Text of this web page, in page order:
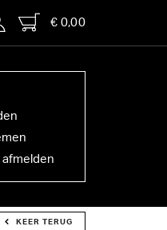
€ 0,00
KEER TERUG